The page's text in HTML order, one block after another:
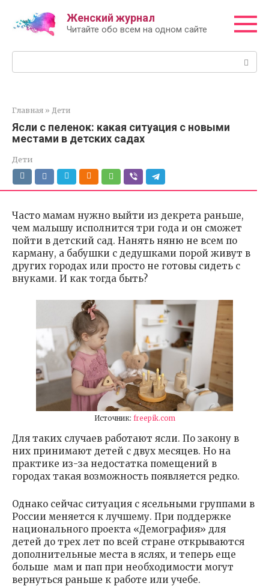
контенту
Женский журнал
Читайте обо всем на одном сайте
Главная » Дети
Ясли с пеленок: какая ситуация с новыми
местами в детских садах
Дети
Часто мамам нужно выйти из декрета раньше,
чем малышу исполнится три года и он сможет
пойти в детский сад. Нанять няню не всем по
карману, а бабушки с дедушками порой живут в
других городах или просто не готовы сидеть с
внуками. И как тогда быть?
Источник: freepik.com
Для таких случаев работают ясли. По закону в
них принимают детей с двух месяцев. Но на
практике из-за недостатка помещений в
городах такая возможность появляется редко.
Однако сейчас ситуация с ясельными группами в
России меняется к лучшему. При поддержке
национального проекта «Демография» для
детей до трех лет по всей стране открываются
дополнительные места в яслях, и теперь еще
больше мам и пап при необходимости могут
вернуться раньше к работе или учебе.